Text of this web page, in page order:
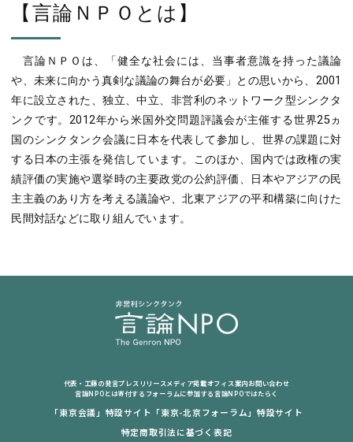
【言論ＮＰＯとは】
言論ＮＰＯは、「健全な社会には、当事者意識を持った議論
や、未来に向かう真剣な議論の舞台が必要」との思いから、2001
年に設立された、独立、中立、非営利のネットワーク型シンクタ
ンクです。2012年から米国外交問題評議会が主催する世界25ヵ
国のシンクタンク会議に日本を代表して参加し、世界の課題に対
する日本の主張を発信しています。このほか、国内では政権の実
績評価の実施や選挙時の主要政党の公約評価、日本やアジアの民
主主義のあり方を考える議論や、北東アジアの平和構築に向けた
民間対話などに取り組んでいます。
代表・工藤の発言プレスリリースメディア掲載オフィス案内 お問い合わせ
言論NPOとは寄付する フォーラムに参加する 言論NPOではたらく
「東京会議」特設サイト
「東京-北京フォーラム」特設サイト
特定商取引法に基づく表記